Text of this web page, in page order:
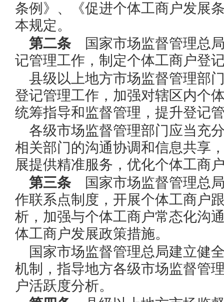
条例》、《促进个体工商户发展
本规定。
第二条国家市场监督管理总
记管理工作，制定个体工商户登
县级以上地方市场监督管理部
登记管理工作，加强对辖区内个
统筹指导和监督管理，提升登记
各级市场监督管理部门应当充
相关部门的沟通协调和信息共享
展提供精准服务，优化个体工商
第三条国家市场监督管理总
作联系点制度，开展个体工商户
析，加强与个体工商户常态化沟
体工商户发展政策措施。
国家市场监督管理总局建立健
机制，指导地方各级市场监督管
户活跃度分析。